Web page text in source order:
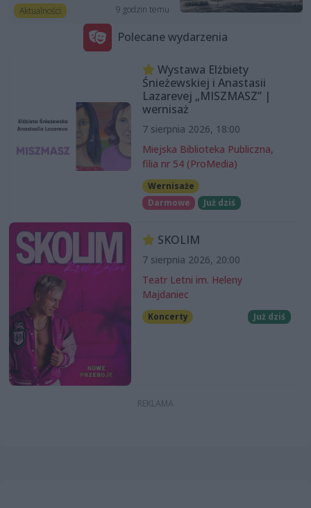
Aktualności 9 godzin temu
Polecane wydarzenia
Wystawa Elżbiety
Śnieżewskiej i Anastasii
Lazarevej „MISZMASZ” |
wernisaż
7 sierpnia 2026, 18:00
Miejska Biblioteka Publiczna,
filia nr 54 (ProMedia)
Wernisaże
Darmowe
Już dziś
SKOLIM
7 sierpnia 2026, 20:00
Teatr Letni im. Heleny
Majdaniec
Koncerty Już dziś